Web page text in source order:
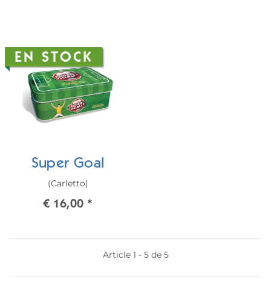
EN STOCK
Super Goal
(Carletto)
€ 16,00 *
Article 1 - 5 de 5